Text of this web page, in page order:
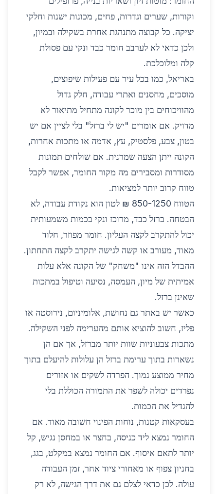
וקורות, שערים וגדרות, פחים, מכונות ישנות וחלקי
יציקה. כל קבוצה מתנהגת אחרת בשקילה ובמיון,
ולכן כדאי לא לערבב חומר כבד ונקי עם פסולת
קלה ומלוכלכת.
באריאל, כמו בכל עיר עם פעילות שיפוצים,
מוסכים, מחסנים ואתרי עבודה, חלק גדול
מהוויכוחים בין מוכר לקונה מתחיל מתיאור לא
מדויק. אם אומרים "יש לי ברזל" בלי לציין אם יש
בטון, צבע, פלסטיק, עץ, אדמה או מתכות אחרות,
הקונה ייתן הצעה שמרנית. אם שולחים תמונות
מסודרות ומסבירים מה מקור החומר, אפשר לקבל
טווח קרוב יותר למציאות.
הטווח 850-1250 ₪ לטון הוא נקודת עבודה, לא
הבטחה. ברזל כבד, מרוכז ונקי בכמות משמעותית
יכול להתקרב לקצה העליון. חומר מפוזר, חלוד
מאוד, מעורב או קשה לגישה יתקרב לקצה התחתון.
ההבדל הזה אינו "משחק" של הקונה אלא עלות
אמיתית של מיון, העמסה, נסיעה וטיפול במתכות
שאינן ברזל.
כאשר יש באתר גם נחושת, אלומיניום, נירוסטה או
פליז, חשוב להוציא אותם מהערימה לפני השקילה.
מתכות צבעוניות שוות יותר מברזל, אך אם הן
נשארות בתוך ערימת ברזל הן עלולות להיעלם בתוך
מחיר ממוצע נמוך. הפרדה לשקים או אזורים
נפרדים יכולה לשפר את התמורה הכוללת בלי
להגדיל את הכמות.
בעסקאות קטנות, נוחות הפינוי חשובה מאוד. אם
החומר נמצא ליד כניסה, בחצר או במחסן נגיש, קל
יותר לתאם איסוף. אם החומר נמצא במקלט, בגג,
בחניון צפוף או מאחורי ציוד אחר, זמן העבודה
עולה. לכן כדאי לצלם גם את דרך הגישה, לא רק